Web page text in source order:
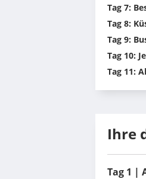
Tag 7:
Tag 8:
Tag 9:
Tag 10:
Tag 11:
Ihre
Tag 1 |